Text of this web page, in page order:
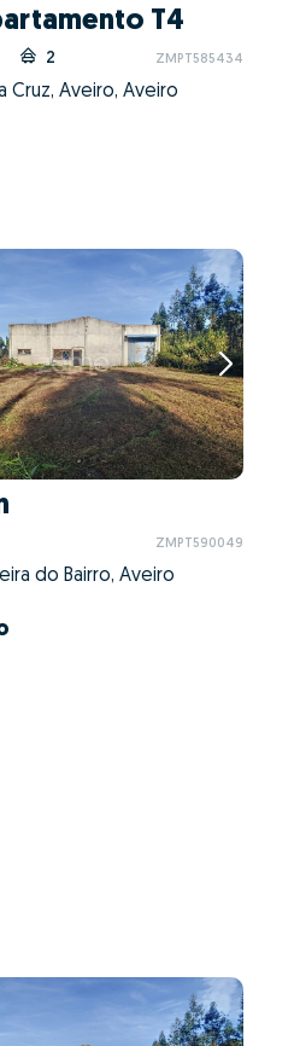
T4
2 ZMPT585434
Cruz, Aveiro, Aveiro
ZMPT590049
do Bairro, Aveiro